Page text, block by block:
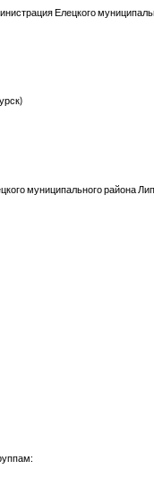
Елецкого
муниципального района